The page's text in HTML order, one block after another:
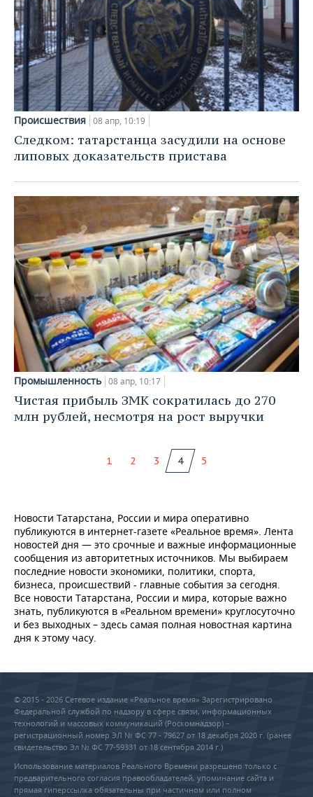
Происшествия 08 апр, 10:19
Следком: татарстанца засудили на основе
липовых доказательств пристава
Промышленность 08 апр, 10:17
Чистая прибыль ЗМК сократилась до 270
млн рублей, несмотря на рост выручки
1 2 3 4 5
Новости Татарстана, России и мира оперативно
публикуются в интернет-газете «Реальное время». Лента
новостей дня — это срочные и важные информационные
сообщения из авторитетных источников. Мы выбираем
последние новости экономики, политики, спорта,
бизнеса, происшествий - главные события за сегодня.
Все новости Татарстана, России и мира, которые важно
знать, публикуются в «Реальном времени» круглосуточно
и без выходных – здесь самая полная новостная картина
дня к этому часу.
© 2015 - 2026 Сетевое издание «Реальное время» Зарегистрировано
Федеральной службой по надзору в сфере связи, информационных
технологий и массовых коммуникаций (Роскомнадзор) –
регистрационный номер ЭЛ № ФС 77 - 79627 от 18 декабря 2020 г. (ранее
свидетельство Эл № ФС 77-59331 от 18 сентября 2014 г.)
Использование материалов Реального Времени разрешено только с
предварительного согласия правообладателей, упоминание сайта и
прямая гиперссылка обязательны при частичном или полном